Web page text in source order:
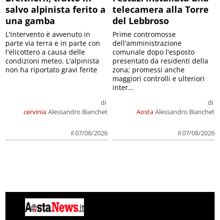
salvo alpinista ferito a
una gamba
cervinia
di
Alessandro Bianchet
il 07/08/2026
L'intervento è avvenuto in
parte via terra e in parte con
l'elicottero a causa delle
condizioni meteo. L'alpinista
non ha riportato gravi ferite
telecamera alla Torre
del Lebbroso
Aosta
di
Alessandro Bianchet
il 07/08/2026
Prime contromosse
dell'amministrazione
comunale dopo l'esposto
presentato da residenti della
zona; promessi anche
maggiori controlli e ulteriori
inter...